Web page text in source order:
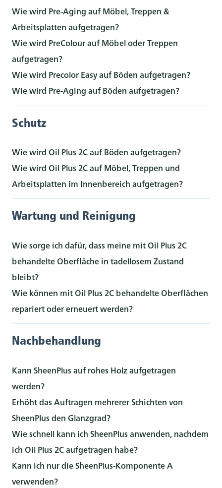
Wie wird Pre-Aging auf Möbel, Treppen &
Arbeitsplatten aufgetragen?
Wie wird PreColour auf Möbel oder Treppen
aufgetragen?
Wie wird Precolor Easy auf Böden aufgetragen?
Wie wird Pre-Aging auf Böden aufgetragen?
Schutz
Wie wird Oil Plus 2C auf Böden aufgetragen?
Wie wird Oil Plus 2C auf Möbel, Treppen und
Arbeitsplatten im Innenbereich aufgetragen?
Wartung und Reinigung
Wie sorge ich dafür, dass meine mit Oil Plus 2C
behandelte Oberfläche in tadellosem Zustand
bleibt?
Wie können mit Oil Plus 2C behandelte Oberflächen
repariert oder erneuert werden?
Nachbehandlung
Kann SheenPlus auf rohes Holz aufgetragen
werden?
Erhöht das Auftragen mehrerer Schichten von
SheenPlus den Glanzgrad?
Wie schnell kann ich SheenPlus anwenden, nachdem
ich Oil Plus 2C aufgetragen habe?
Kann ich nur die SheenPlus-Komponente A
verwenden?